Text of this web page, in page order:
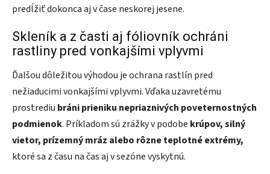
predĺžiť dokonca aj v čase neskorej jesene.
Skleník a z časti aj fóliovník ochráni
rastliny pred vonkajšími vplyvmi
Ďalšou dôležitou výhodou je ochrana rastlín pred
nežiaducimi vonkajšími vplyvmi. Vďaka uzavretému
prostrediu bráni prieniku nepriaznivých poveternostných
podmienok. Príkladom sú zrážky v podobe krúpov, silný
vietor, prízemný mráz alebo rôzne teplotné extrémy,
ktoré sa z času na čas aj v sezóne vyskytnú.